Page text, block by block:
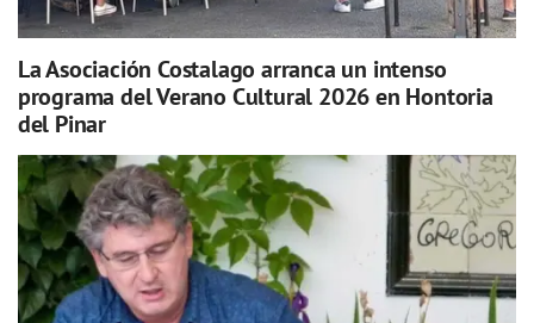
La Asociación Costalago arranca un intenso
programa del Verano Cultural 2026 en Hontoria
del Pinar